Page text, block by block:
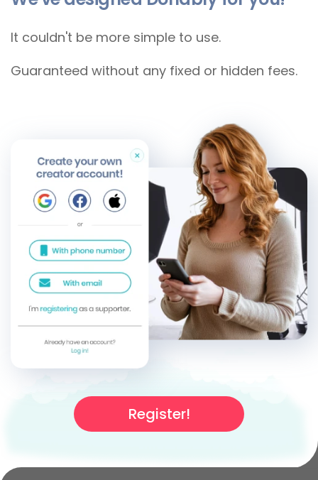
rivers and happier people. Please if
you have the opportunity, support my
use for site development, education
donations on my Facebook page.
Thank you for your support! Viktor
<br><br> Мене звати Віктор Бучинський
- екоактивіст. Я відкрив у місті Берегове
приймальний пункт вторинної сировини «
КОЛЬОРОВІ БАКИ», який всі могли
побачити у фільмі « Во ім‘я Тиси». Своєю
місією я намагаюсь зробити Закарпаття
чистішим, зберегти річки і природу та
зробити людей щасливішими. Прошу
тебе, якщо маєш можливість підтримай
мою місію своїми пожертвуваннями, які
підуть на утримання нашого
населення та збір сміття. Про
використання всіх фінансових
пожертвувань я буду звітувати на своїй
Register!
It couldn't be more simple to use.
Guaranteed without any fixed or hidden fees.